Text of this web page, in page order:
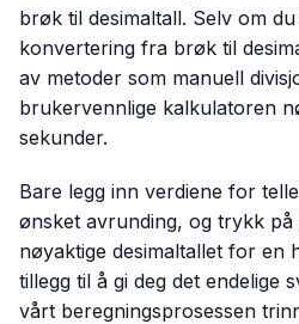
brøk til desimaltall. Selv om
konvertering fra brøk til
av metoder som manuell
brukervennlige kalkulatoren
sekunder.
Bare legg inn verdiene for
ønsket avrunding, og trykk
nøyaktige desimaltallet for en
tillegg til å gi deg det endelige
vårt beregningsprosessen